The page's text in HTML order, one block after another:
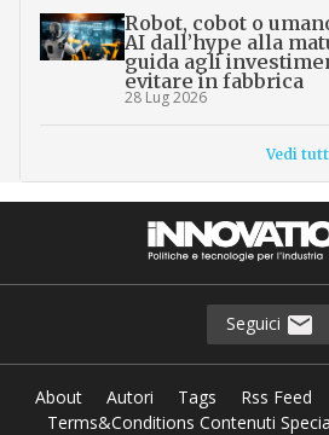
Robot, cobot o
AI dall’hype alla
guida agli
evitare in fabbrica
28 Lug 2026
Vedi
Seguici
About Autori Tags Rss Feed
Terms&Conditions Contenuti